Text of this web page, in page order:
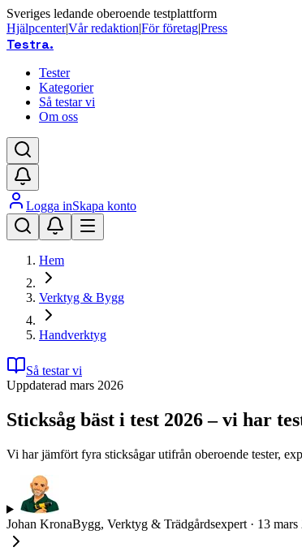
Sveriges ledande oberoende testplattform
Hjälpcenter|Vår redaktion|För företag|Press
Testra.
Tester
Kategorier
Så testar vi
Om oss
Logga inSkapa konto
Hem
Verktyg & Bygg
Handverktyg
Så testar vi
Uppdaterad mars 2026
Sticksåg bäst i test 2026 – vi har
Vi har jämfört fyra sticksågar utifrån oberoende tester,
Johan KronaBygg, Verktyg & Trädgårdsexpert · 13 mars